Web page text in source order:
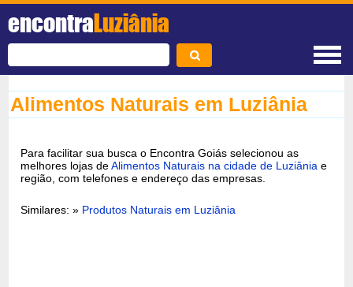
encontraLuziânia
Alimentos Naturais em Luziânia
Para facilitar sua busca o Encontra Goiás selecionou as
melhores lojas deAlimentos Naturais na cidade de Luziânia e
região, com telefones e endereço das empresas.
Similares: » Produtos Naturais em Luziânia